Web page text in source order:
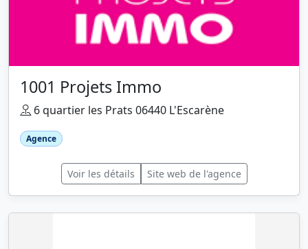
1001 Projets Immo
6 quartier les Prats 06440 L'Escarène
Agence
Voir les détails Site web de l'agence